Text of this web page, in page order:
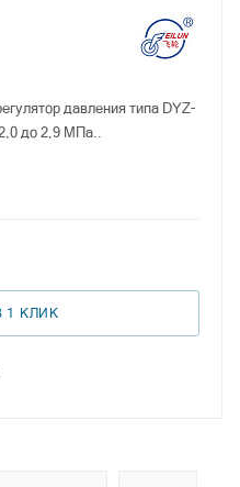
давления типа DYZ-
до 2,9 МПа..
1 КЛИК